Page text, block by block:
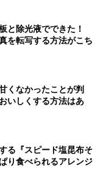
と除光液でできた！
を転写する方法がこち
くなかったことが判
しくする方法はあ
る『スピード塩昆布そ
り食べられるアレンジ